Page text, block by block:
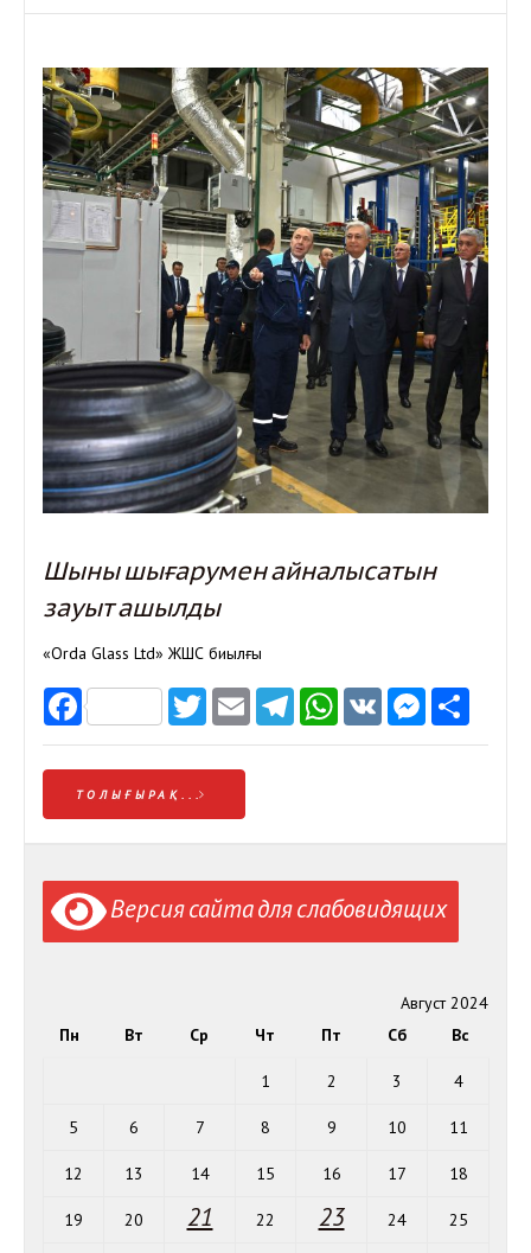
Шыны шығарумен айналысатын
зауыт ашылды
«Orda Glass Ltd» ЖШС биылғы
FacebookTwitter
EmailTelegram
WhatsApp
VK
ТОЛЫҒЫРАҚ...
Версия сайта для слабовидящих
Август 2024
Пн
Вт Ср Чт Пт Сб Вс
1 2 3 4
5 6 7 8 9 10 11
12 13 14 15 16 17 18
19 20 21 22 23 24 25